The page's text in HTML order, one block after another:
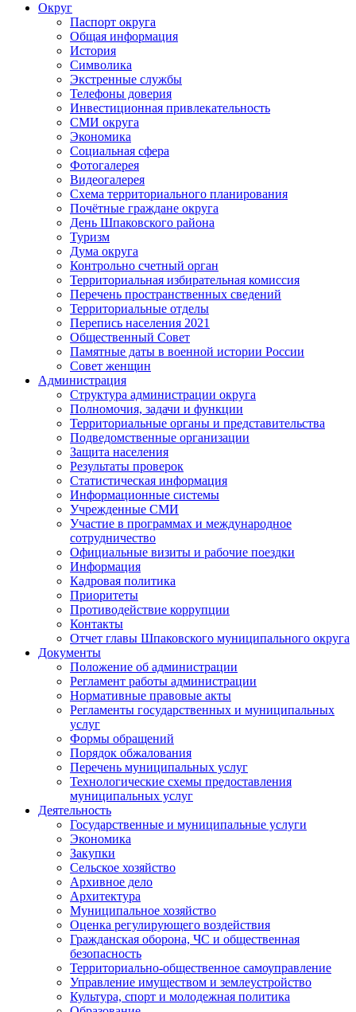
Округ
Паспорт округа
Общая информация
История
Символика
Экстренные службы
Телефоны доверия
Инвестиционная привлекательность
СМИ округа
Экономика
Социальная сфера
Фотогалерея
Видеогалерея
Схема территориального планирования
Почётные граждане округа
День Шпаковского района
Туризм
Дума округа
Контрольно счетный орган
Территориальная избирательная комиссия
Перечень пространственных сведений
Территориальные отделы
Перепись населения 2021
Общественный Совет
Памятные даты в военной истории России
Совет женщин
Администрация
Структура администрации округа
Полномочия, задачи и функции
Территориальные органы и представительства
Подведомственные организации
Защита населения
Результаты проверок
Статистическая информация
Информационные системы
Учрежденные СМИ
Участие в программах и международное
сотрудничество
Официальные визиты и рабочие поездки
Информация
Кадровая политика
Приоритеты
Противодействие коррупции
Контакты
Отчет главы Шпаковского муниципального округа
Документы
Положение об администрации
Регламент работы администрации
Нормативные правовые акты
Регламенты государственных и муниципальных
услуг
Формы обращений
Порядок обжалования
Перечень муниципальных услуг
Технологические схемы предоставления
муниципальных услуг
Деятельность
Государственные и муниципальные услуги
Экономика
Закупки
Сельское хозяйство
Архивное дело
Архитектура
Муниципальное хозяйство
Оценка регулирующего воздействия
Гражданская оборона, ЧС и общественная
безопасность
Территориально-общественное самоуправление
Управление имуществом и землеустройство
Культура, спорт и молодежная политика